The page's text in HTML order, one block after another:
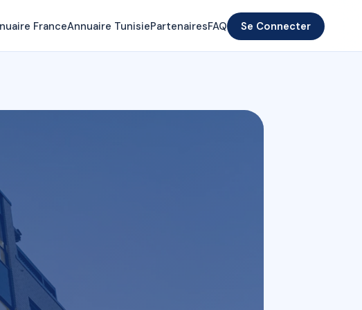
FranceAnnuaire TunisiePartenairesFAQ Se Connecter